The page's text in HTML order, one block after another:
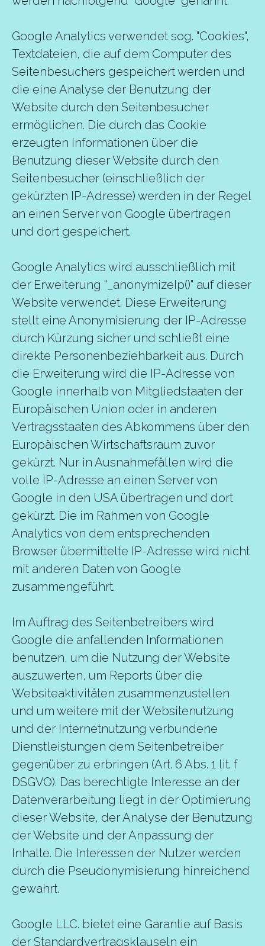
Google Analytics verwendet sog. "Cookies",
Textdateien, die auf dem Computer des
Seitenbesuchers gespeichert werden und
die eine Analyse der Benutzung der
Website durch den Seitenbesucher
ermöglichen. Die durch das Cookie
erzeugten Informationen über die
Benutzung dieser Website durch den
Seitenbesucher (einschließlich der
gekürzten IP-Adresse) werden in der Regel
an einen Server von Google übertragen
und dort gespeichert.
Google Analytics wird ausschließlich mit
der Erweiterung "_anonymizeIp()" auf dieser
Website verwendet. Diese Erweiterung
stellt eine Anonymisierung der IP-Adresse
durch Kürzung sicher und schließt eine
direkte Personenbeziehbarkeit aus. Durch
die Erweiterung wird die IP-Adresse von
Google innerhalb von Mitgliedstaaten der
Europäischen Union oder in anderen
Vertragsstaaten des Abkommens über den
Europäischen Wirtschaftsraum zuvor
gekürzt. Nur in Ausnahmefällen wird die
volle IP-Adresse an einen Server von
Google in den USA übertragen und dort
gekürzt. Die im Rahmen von Google
Analytics von dem entsprechenden
Browser übermittelte IP-Adresse wird nicht
mit anderen Daten von Google
zusammengeführt.
Im Auftrag des Seitenbetreibers wird
Google die anfallenden Informationen
benutzen, um die Nutzung der Website
auszuwerten, um Reports über die
Websiteaktivitäten zusammenzustellen
und um weitere mit der Websitenutzung
und der Internetnutzung verbundene
Dienstleistungen dem Seitenbetreiber
gegenüber zu erbringen (Art. 6 Abs. 1 lit. f
DSGVO). Das berechtigte Interesse an der
Datenverarbeitung liegt in der Optimierung
dieser Website, der Analyse der Benutzung
der Website und der Anpassung der
Inhalte. Die Interessen der Nutzer werden
durch die Pseudonymisierung hinreichend
gewahrt.
Google LLC. bietet eine Garantie auf Basis
der Standardvertragsklauseln ein